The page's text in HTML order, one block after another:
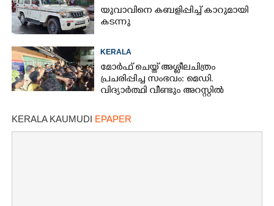
യുവാവിനെ കബളിപ്പിച്ച് കാറുമായി
കടന്നു
KERALA
മോർഫ് ചെയ്ത് അശ്ലീലചിത്രം
പ്രചരിപ്പിച്ച സംഭവം: മെഡി.
വിദ്യാർത്ഥി വീണ്ടും അറസ്റ്റിൽ
KERALA KAUMUDI EPAPER